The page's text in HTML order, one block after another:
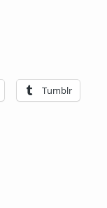
Tumblr